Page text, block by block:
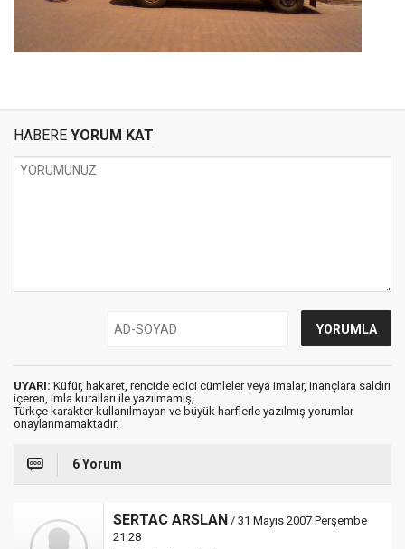
HABERE YORUM KAT
UYARI: Küfür, hakaret, rencide edici cümleler veya imalar, inançlara saldırı
içeren, imla kuralları ile yazılmamış,
Türkçe karakter kullanılmayan ve büyük harflerle yazılmış yorumlar
onaylanmamaktadır.
6 Yorum
SERTAC ARSLAN / 31 Mayıs 2007 Perşembe
21:28